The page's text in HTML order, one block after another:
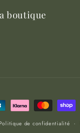
boutique
Politique de confidentialité